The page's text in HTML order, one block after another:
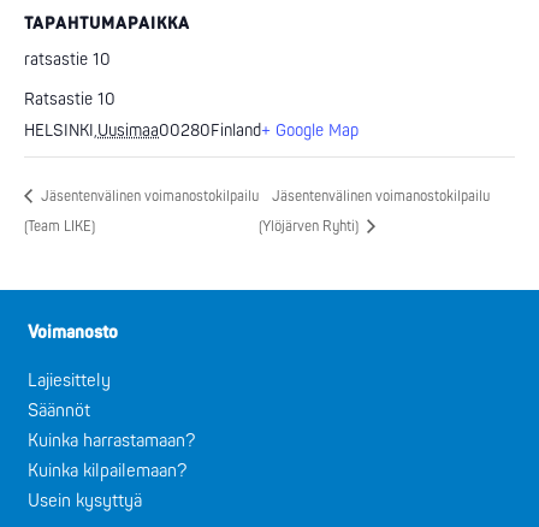
TAPAHTUMAPAIKKA
ratsastie 10
Ratsastie 10
HELSINKI,Uusimaa00280Finland+ Google Map
Jäsentenvälinen voimanostokilpailu
(Team LIKE)
Jäsentenvälinen voimanostokilpailu
(Ylöjärven Ryhti)
Voimanosto
Lajiesittely
Säännöt
Kuinka harrastamaan?
Kuinka kilpailemaan?
Usein kysyttyä